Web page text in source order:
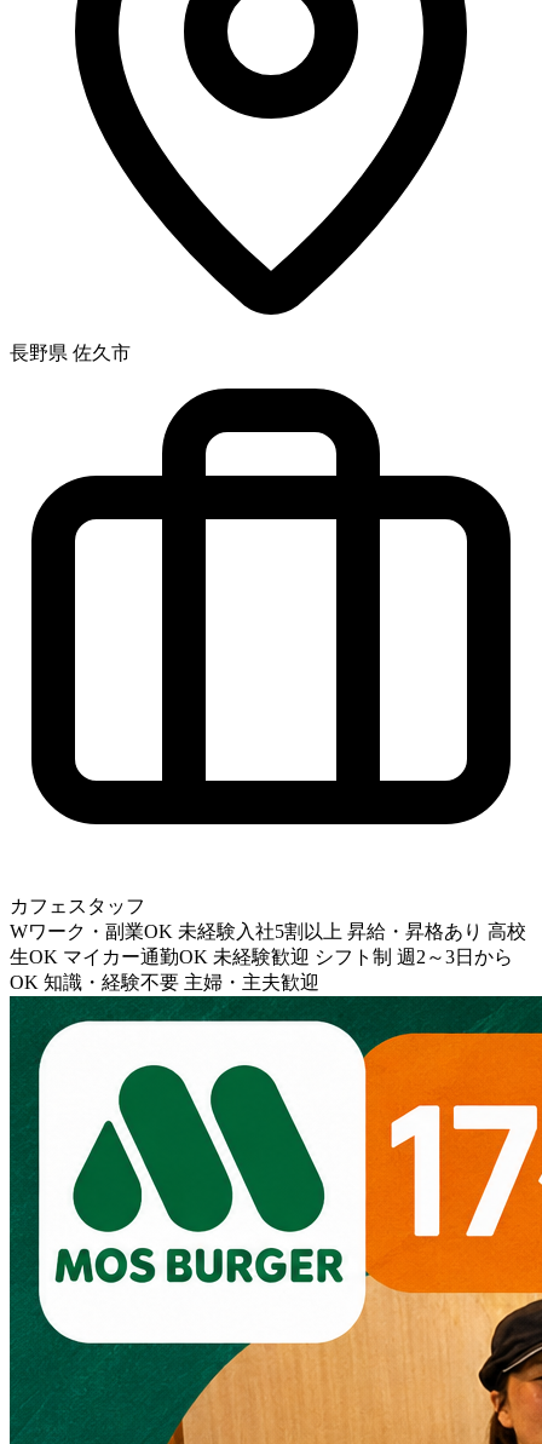
長野県 佐久市
カフェスタッフ
Wワーク・副業OK 未経験入社5割以上 昇給・昇格あり 高校
生OK マイカー通勤OK 未経験歓迎 シフト制 週2～3日から
OK 知識・経験不要 主婦・主夫歓迎